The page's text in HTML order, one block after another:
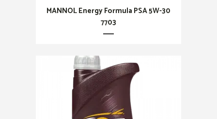
MANNOL Energy Formula PSA 5W-30
7703